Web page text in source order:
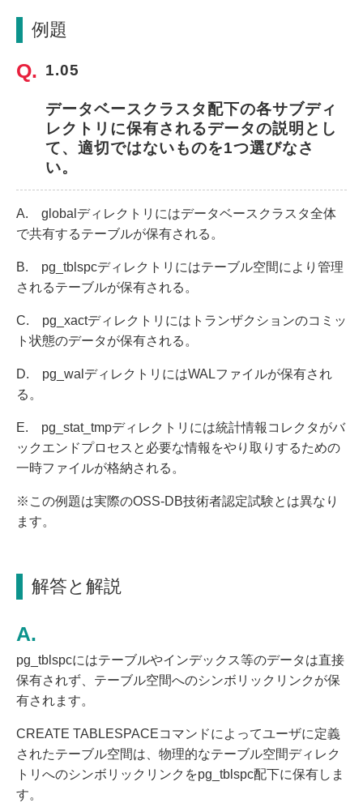
例題
1.05
データベースクラスタ配下の各サブディ
レクトリに保有されるデータの説明とし
て、適切ではないものを1つ選びなさ
い。
A. globalディレクトリにはデータベースクラスタ全体
で共有するテーブルが保有される。
B. pg_tblspcディレクトリにはテーブル空間により管理
されるテーブルが保有される。
C. pg_xactディレクトリにはトランザクションのコミッ
ト状態のデータが保有される。
D. pg_walディレクトリにはWALファイルが保有され
る。
E. pg_stat_tmpディレクトリには統計情報コレクタがバ
ックエンドプロセスと必要な情報をやり取りするための
一時ファイルが格納される。
※この例題は実際のOSS-DB技術者認定試験とは異なり
ます。
解答と解説
pg_tblspcにはテーブルやインデックス等のデータは直接
保有されず、テーブル空間へのシンボリックリンクが保
有されます。
CREATE TABLESPACEコマンドによってユーザに定義
されたテーブル空間は、物理的なテーブル空間ディレク
トリへのシンボリックリンクをpg_tblspc配下に保有しま
す。